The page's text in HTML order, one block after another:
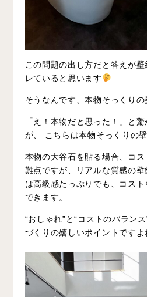
この問題の出し方だと答えが
レていると思います
そうなんです、本物そっくりの
「え！本物だと思った！」と
が、 こちらは本物そっくりの
本物の大谷石を貼る場合、コ
難点ですが、リアルな質感の
は高級感たっぷりでも、コス
できます。
“おしゃれ”と“コストのバラン
づくりの嬉しいポイントですよ